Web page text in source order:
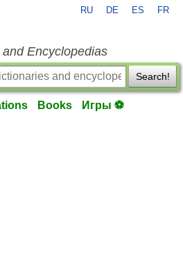
RU DE ES FR
Encyclopedias
Search!
Books Игры ⚽